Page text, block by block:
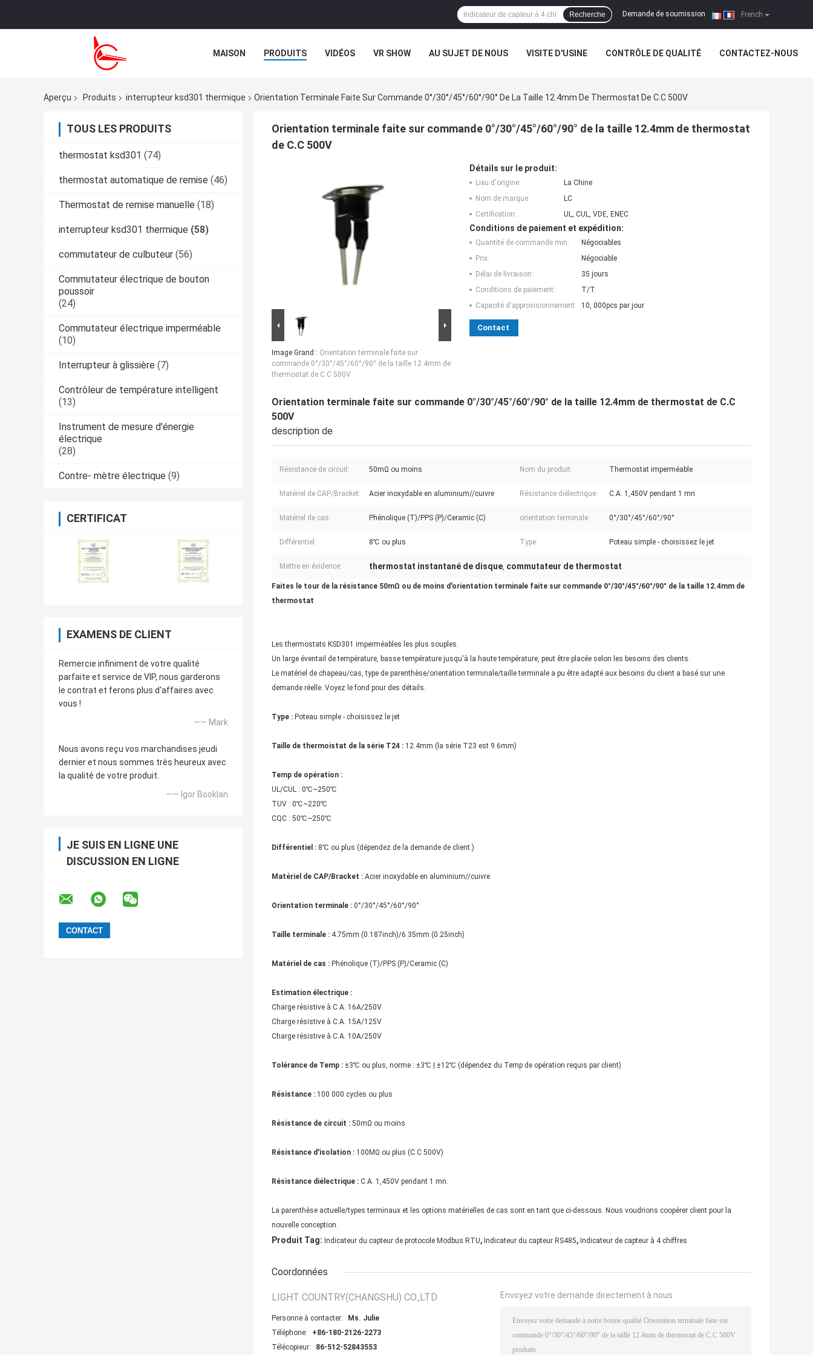
French
Demande de soumission |
Recherche
MAISON PRODUITS VIDÉOS VR SHOW AU SUJET DE NOUS VISITE D'USINE CONTRÔLE DE QUALITÉ CONTACTEZ-NOUS
Aperçu
Produits interrupteur ksd301 thermique Orientation Terminale Faite Sur Commande 0°/30°/45°/60°/90° De La Taille 12.4mm De Thermostat De C.C 500V
TOUS LES PRODUITS
thermostat ksd301 (74)
thermostat automatique de remise (46)
Thermostat de remise manuelle (18)
interrupteur ksd301 thermique (58)
commutateur de culbuteur (56)
Commutateur électrique de bouton
poussoir
(24)
Commutateur électrique imperméable
(10)
Interrupteur à glissière (7)
Contrôleur de température intelligent
(13)
Instrument de mesure d'énergie
électrique
(28)
Contre- mètre électrique (9)
CERTIFICAT
EXAMENS DE CLIENT
Remercie infiniment de votre qualité
parfaite et service de VIP, nous garderons
le contrat et ferons plus d'affaires avec
vous !
—— Mark
Nous avons reçu vos marchandises jeudi
dernier et nous sommes très heureux avec
la qualité de votre produit.
—— Igor Booklan
JE SUIS EN LIGNE UNE
DISCUSSION EN LIGNE
Orientation terminale faite sur commande 0°/30°/45°/60°/90° de la taille 12.4mm de thermostat
de C.C 500V
Image Grand : Orientation terminale faite sur
commande 0°/30°/45°/60°/90° de la taille 12.4mm de
thermostat de C.C 500V
Détails sur le produit:
Lieu d'origine:
La Chine
Nom de marque:
LC
Certification:
UL, CUL, VDE, ENEC
Conditions de paiement et expédition:
Quantité de commande min:
Négociables
Prix:
Négociable
Délai de livraison:
35 jours
Conditions de paiement:
T/T.
Capacité d'approvisionnement:
10, 000pcs par jour
Contact
Orientation terminale faite sur commande 0°/30°/45°/60°/90° de la taille 12.4mm de thermostat de C.C
500V
description de
Résistance de circuit: 50mΩ ou moins Nom du produit: Thermostat imperméable
Matériel de CAP/Bracket: Acier inoxydable en aluminium//cuivre Résistance diélectrique: C.A. 1,450V pendant 1 mn.
Matériel de cas: Phénolique (T)/PPS (P)/Ceramic (C) orientation terminale: 0°/30°/45°/60°/90°
Différentiel: 8℃ ou plus Type: Poteau simple - choisissez le jet
Mettre en évidence: thermostat instantané de disque, commutateur de thermostat
Faites le tour de la résistance 50mΩ ou de moins d'orientation terminale faite sur commande 0°/30°/45°/60°/90° de la taille 12.4mm de
thermostat
Les thermostats KSD301 imperméables les plus souples.
Un large éventail de température, basse température jusqu'à la haute température, peut être placée selon les besoins des clients.
Le matériel de chapeau/cas, type de parenthèse/orientation terminale/taille terminale a pu être adapté aux besoins du client a basé sur une
demande réelle. Voyez le fond pour des détails.
Type : Poteau simple - choisissez le jet
Taille de thermoistat de la série T24 : 12.4mm (la série T23 est 9.6mm)
Temp de opération :
UL/CUL : 0℃~250℃
TUV : 0℃~220℃
CQC : 50℃~250℃
Différentiel : 8℃ ou plus (dépendez de la demande de client.)
Matériel de CAP/Bracket : Acier inoxydable en aluminium//cuivre
Orientation terminale : 0°/30°/45°/60°/90°
Taille terminale : 4.75mm (0.187inch)/6.35mm (0.25inch)
Matériel de cas : Phénolique (T)/PPS (P)/Ceramic (C)
Estimation électrique :
Charge résistive à C.A. 16A/250V
Charge résistive à C.A. 15A/125V
Charge résistive à C.A. 10A/250V
Tolérance de Temp : ±3℃ ou plus, norme : ±3℃ | ±12℃ (dépendez du Temp de opération requis par client)
Résistance : 100 000 cycles ou plus
Résistance de circuit : 50mΩ ou moins
Résistance d'isolation : 100MΩ ou plus (C.C 500V)
Résistance diélectrique : C.A. 1,450V pendant 1 mn.
La parenthèse actuelle/types terminaux et les options matérielles de cas sont en tant que ci-dessous. Nous voudrions coopérer client pour la
nouvelle conception.
Produit Tag: Indicateur du capteur de protocole Modbus RTU, Indicateur du capteur RS485, Indicateur de capteur à 4 chiffres
Coordonnées
LIGHT COUNTRY(CHANGSHU) CO.,LTD
Personne à contacter:
Ms. Julie
Téléphone:
+86-180-2126-2273
Télécopieur:
86-512-52843553
Envoyez votre demande directement à nous